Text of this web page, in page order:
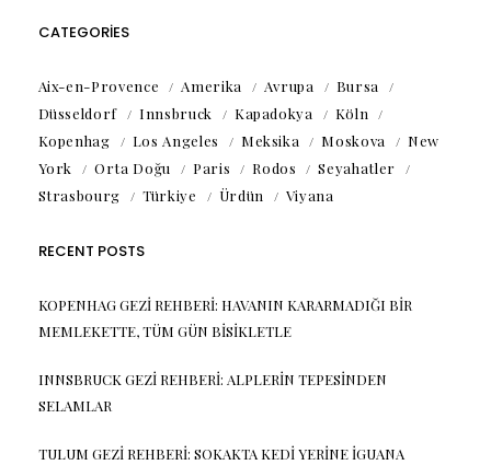
CATEGORIES
Aix-en-Provence Amerika Avrupa
Bursa
Düsseldorf
Innsbruck Kapadokya
Köln
Kopenhag
Los Angeles Meksika Moskova
New
York
Orta Doğu Paris Rodos
Seyahatler
Strasbourg
Türkiye Ürdün Viyana
RECENT POSTS
KOPENHAG GEZI REHBERI: HAVANIN KARARMADIĞI BIR
MEMLEKETTE, TÜM GÜN BISIKLETLE
INNSBRUCK GEZI REHBERI: ALPLERIN TEPESINDEN
SELAMLAR
TULUM GEZI REHBERI: SOKAKTA KEDI YERINE IGUANA